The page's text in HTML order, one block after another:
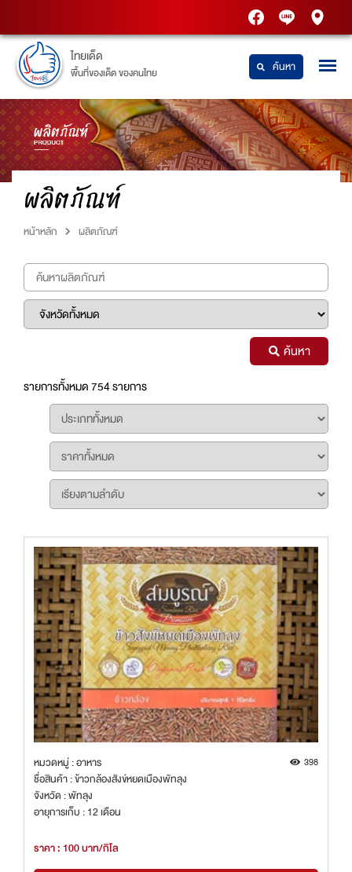
PTT
PTT
ไทยเด็ด
พื้นที่ของเด็ด ของคนไทย ค้นหา
ผลิตภัณฑ์
หน้าหลัก ผลิตภัณฑ์
ค้นหา
รายการทั้งหมด 754 รายการ
หมวดหมู่ : อาหาร 398
ชื่อสินค้า : ข้าวกล้องสังข์หยดเมืองพัทลุง
จังหวัด : พัทลุง
อายุการเก็บ : 12 เดือน
ราคา : 100 บาท/กิโล